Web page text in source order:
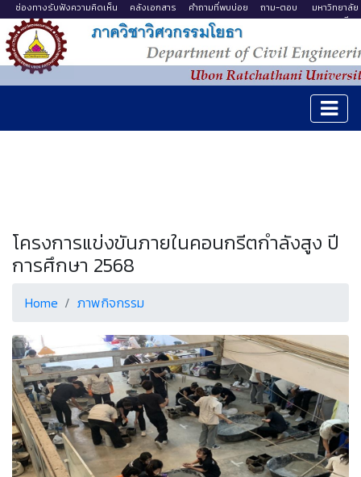
ช่องทางรับฟังความคิดเห็น คลังเอกสาร คำถามที่พบบ่อย ถาม-ตอบ
มหาวิทยาลัย
อุบลราชธานี
โครงการแข่งขันภายในคอนกรีตกำลังสูง ปี
การศึกษา 2568
Home ภาพกิจกรรม